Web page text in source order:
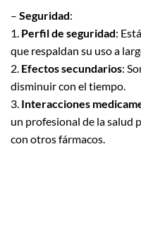
– Seguridad:
1. Perfil de seguridad:
que respaldan su uso a
2. Efectos secundarios:
disminuir con el tiempo.
3. Interacciones
un profesional de la salud
con otros fármacos.